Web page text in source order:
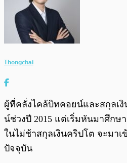
Thongchai
ผู้ที่คลั่งไคล้บิทคอยน์และสกุลเ
น์ช่วงปี 2015 แต่เริ่มหันมาศึกษ
ในไม่ช้าสกุลเงินคริปโต จะมา
ปัจจุบัน